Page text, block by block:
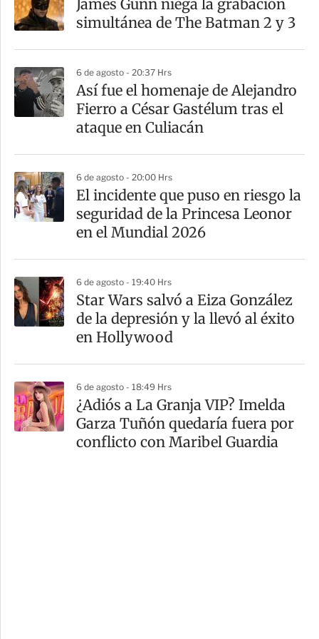
r
t
r
James Gunn niega la grabación
simultánea de The Batman 2 y 3
6 de agosto - 20:37 Hrs
Así fue el homenaje de Alejandro
Fierro a César Gastélum tras el
ataque en Culiacán
6 de agosto - 20:00 Hrs
El incidente que puso en riesgo la
seguridad de la Princesa Leonor
en el Mundial 2026
6 de agosto - 19:40 Hrs
Star Wars salvó a Eiza González
de la depresión y la llevó al éxito
en Hollywood
6 de agosto - 18:49 Hrs
¿Adiós a La Granja VIP? Imelda
Garza Tuñón quedaría fuera por
conflicto con Maribel Guardia